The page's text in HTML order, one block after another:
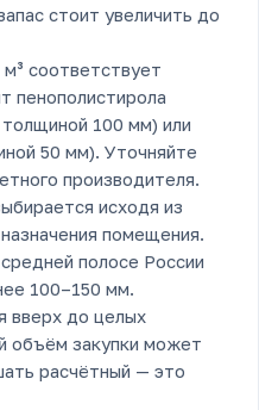
стоит увеличить до
соответствует
пенополистирола
100 мм) или
50 мм). Уточняйте
производителя.
исходя из
помещения.
полосе России
100–150 мм.
вверх до целых
объём закупки может
расчётный — это